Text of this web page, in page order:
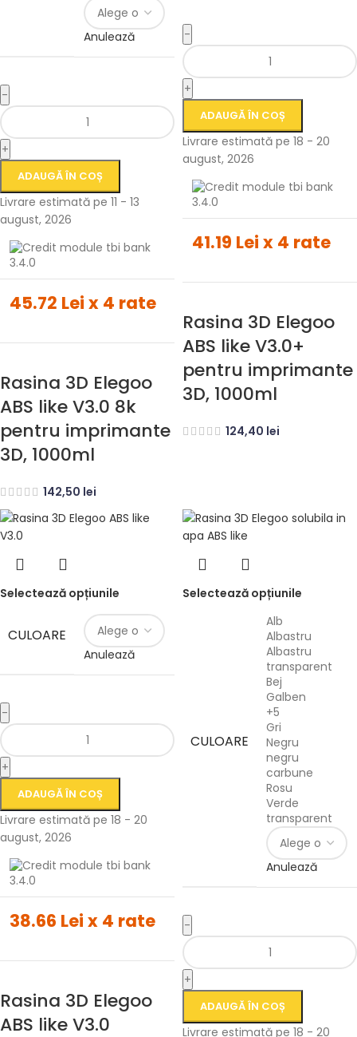
Anulează
-
+
ADAUGĂ ÎN COȘ
Livrare estimată pe 11 - 13
august, 2026
45.72 Lei x 4 rate
Rasina 3D Elegoo
ABS like V3.0 8k
pentru imprimante
3D, 1000ml
142,50 lei
-
+
ADAUGĂ ÎN COȘ
Livrare estimată pe 18 - 20
august, 2026
41.19 Lei x 4 rate
Rasina 3D Elegoo
ABS like V3.0+
pentru imprimante
3D, 1000ml
124,40 lei
Selectează opțiunile
CULOARE
Anulează
-
+
ADAUGĂ ÎN COȘ
Livrare estimată pe 18 - 20
august, 2026
38.66 Lei x 4 rate
Rasina 3D Elegoo
ABS like V3.0
Selectează opțiunile
CULOARE
Alb
Albastru
Albastru
transparent
Bej
Galben
+5
Gri
Negru
negru
carbune
Rosu
Verde
transparent
Anulează
-
+
ADAUGĂ ÎN COȘ
Livrare estimată pe 18 - 20